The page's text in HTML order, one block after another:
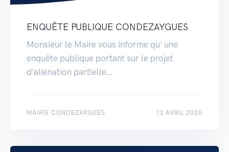
ENQUÊTE PUBLIQUE CONDEZAYGUES
Monsieur le Maire vous informe qu' une
enquête publique portant sur le projet
d'aliénation partielle…
MAIRIE CONDEZAYGUES 13 AVRIL 2026